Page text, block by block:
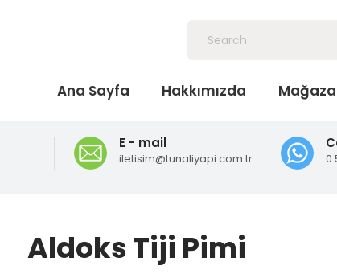
Ana Sayfa Hakkımızda Mağaza
E - mail
iletisim@tunaliyapi.com.tr 0
Aldoks Tiji Pimi